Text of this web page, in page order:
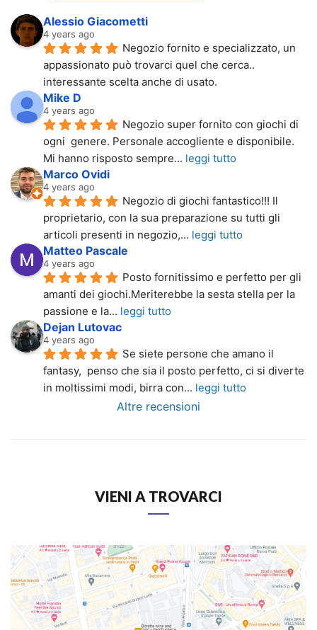
Alessio Giacometti
4 years ago
Negozio fornito e specializzato, un
appassionato può trovarci quel che cerca..
interessante scelta anche di usato.
Mike D
4 years ago
Negozio super fornito con giochi di
ogni  genere. Personale accogliente e disponibile.
Mi hanno risposto sempre... leggi tutto
Marco Ovidi
4 years ago
Negozio di giochi fantastico!!! Il
proprietario, con la sua preparazione su tutti gli
articoli presenti in negozio,... leggi tutto
Matteo Pascale
4 years ago
Posto fornitissimo e perfetto per gli
amanti dei giochi.Meriterebbe la sesta stella per la
passione e la... leggi tutto
Dejan Lutovac
4 years ago
Se siete persone che amano il
fantasy,  penso che sia il posto perfetto, ci si diverte
in moltissimi modi, birra con... leggi tutto
Altre recensioni
VIENI A TROVARCI